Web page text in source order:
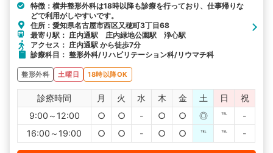
詳細条件で絞り込む
その他の検索方法
特徴：横井整形外科は18時以降も診療を行っており、仕事帰りな
どで利用がしやすいです。
住所：愛知県名古屋市西区又穂町3丁目68
最寄り駅： 庄内通駅 庄内緑地公園駅 浄心駅
アクセス： 庄内通駅 から徒歩7分
診療科目： 整形外科/リハビリテーション科/リウマチ科
整形外科 土曜日 18時以降OK
診療時間 月 火 水 木 金 土 日
祝
9:00～12:00
○ ○ - ○ ○ ◎ ℡
-
16:00～19:00
○ ○ - ○ ○ ℡ ℡ -